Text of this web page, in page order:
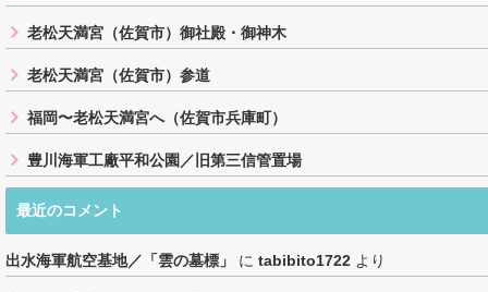
老松天満宮（佐賀市）御社殿・御神木
老松天満宮（佐賀市）参道
福岡〜老松天満宮へ（佐賀市兵庫町）
豊川海軍工廠平和公園／旧第三信管置場
最近のコメント
出水海軍航空基地／「雲の墓標」 に tabibito1722 より